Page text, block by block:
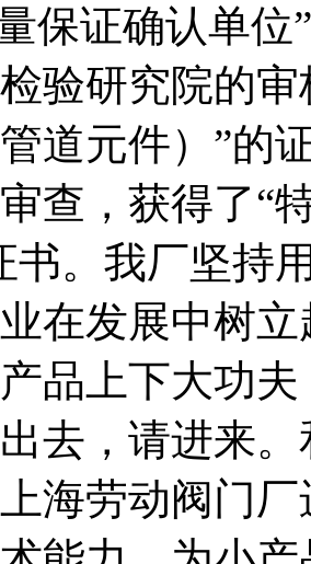
保证确认单
验研究院的
道元件）”的
查，获得了“
书。我厂坚持
在发展中树
品上下大功
去，请进来
海劳动阀门